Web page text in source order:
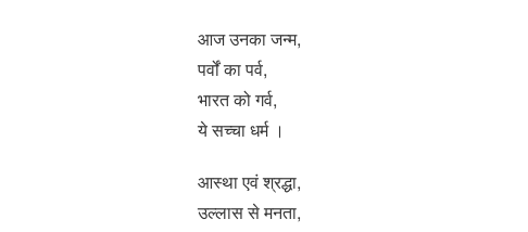
आज उनका जन्म,
पर्वों का पर्व,
भारत को गर्व,
ये सच्चा धर्म ।
आस्था एवं श्रद्धा,
उल्लास से मनता,